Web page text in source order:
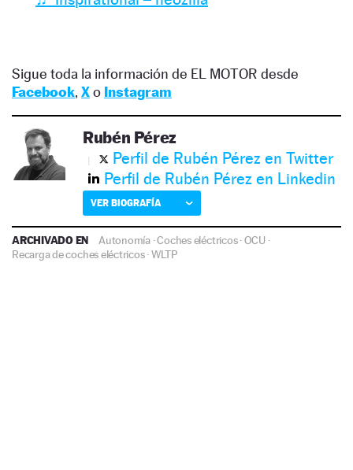
Sigue toda la información de EL MOTOR desde
Facebook, Xo Instagram
Rubén Pérez
Perfil de Rubén Pérez en Twitter
Perfil de Rubén Pérez en Linkedin
VER BIOGRAFÍA
ARCHIVADO EN Autonomía·Coches eléctricos·OCU ·
Recarga de coches eléctricos·WLTP